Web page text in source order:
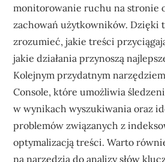
monitorowanie ruchu na stronie
zachowań użytkowników. Dzięki
zrozumieć, jakie treści
jakie działania przynoszą
Kolejnym przydatnym
Console, które umożliwia
w wynikach wyszukiwania oraz
problemów związanych z
optymalizacją treści. Warto
na narzędzia do analizy słów